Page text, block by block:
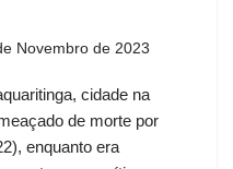
Novembro de 2023
cidade na
de morte por
enquanto era